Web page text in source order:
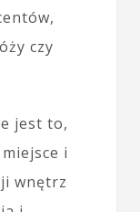
czy
jest to,
i
wnętrz